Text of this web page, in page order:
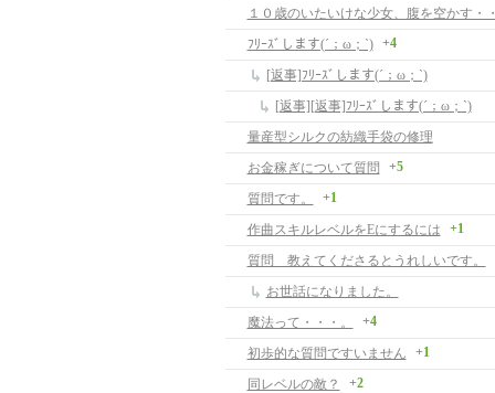
ﾌﾘｰｽﾞします(´；ω；`) +4
[返事]ﾌﾘｰｽﾞします(´；ω；`)
[返事][返事]ﾌﾘｰｽﾞします(´；ω；`)
量産型シルクの紡織手袋の修理
お金稼ぎについて質問
+5
質問です。 +1
作曲スキルレベルをEにするには +1
質問 教えてくださるとうれしいです。
お世話になりました。
魔法って・・・。
+4
初歩的な質問ですいません +1
同レベルの敵？ +2